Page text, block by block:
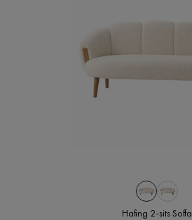
Hafing 2-sits Soffa